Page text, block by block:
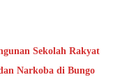
Sekolah Rakyat
Narkoba di Bungo